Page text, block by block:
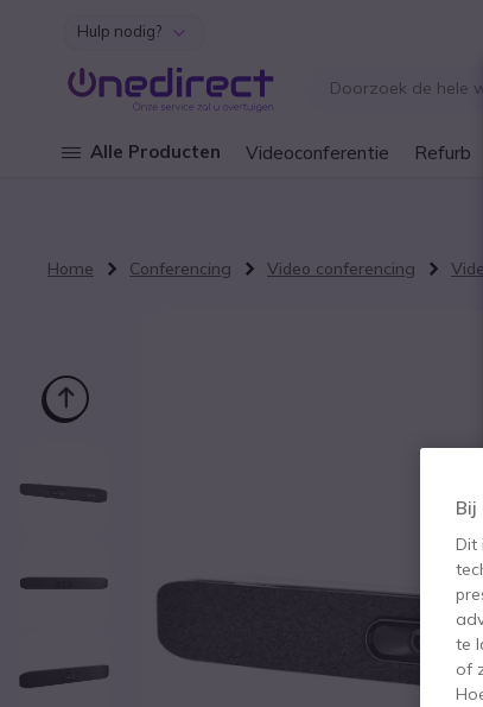
Ga naar de inhoud
Hulp nodig?
Alle Producten Videoconferentie Refurb
Home Conferencing Video conferencing
Bij
Dit
te
of